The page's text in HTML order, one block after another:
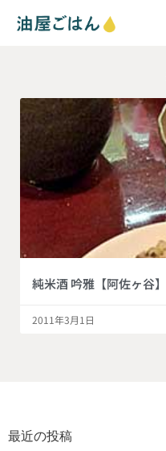
純米酒 吟雅【阿佐ヶ谷】
2011年3月1日
最近の投稿